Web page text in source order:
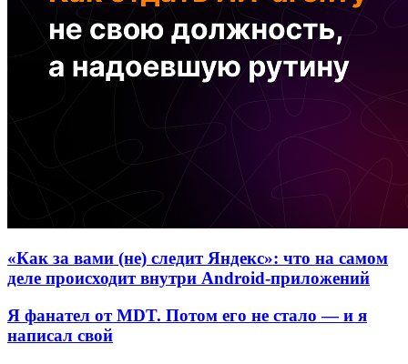
«Как за вами (не) следит Яндекс»: что на самом
деле происходит внутри Android-приложений
Я фанател от MDT. Потом его не стало — и я
написал свой